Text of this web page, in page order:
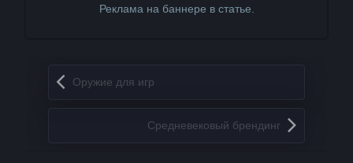
Реклама на баннере в статье.
Запись навигация
Оружие для игр
Средневековый брендинг